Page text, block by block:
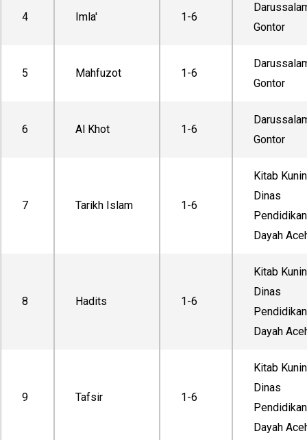
4 Imla' 1-6
Gontor
5 Mahfuzot 1-6
Gontor
6 Al Khot 1-6
Gontor
7 Tarikh Islam 1-6
Kitab
Dinas
Pendidikan
Dayah
8 Hadits 1-6
Kitab
Dinas
Pendidikan
Dayah
9 Tafsir 1-6
Kitab
Dinas
Pendidikan
Dayah